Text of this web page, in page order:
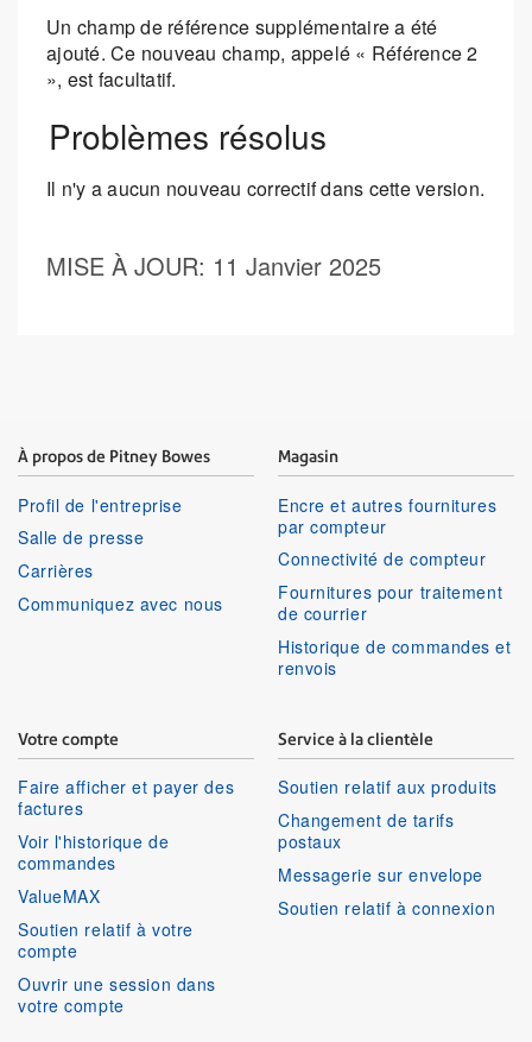
Un champ de référence supplémentaire a été
ajouté. Ce nouveau champ, appelé « Référence 2
», est facultatif.
Problèmes résolus
Il n'y a aucun nouveau correctif dans cette version.
MISE À JOUR: 11 Janvier 2025
À propos de Pitney Bowes
Profil de l'entreprise
Salle de presse
Carrières
Communiquez avec nous
Magasin
Encre et autres fournitures
par compteur
Connectivité de compteur
Fournitures pour traitement
de courrier
Historique de commandes et
renvois
Votre compte
Faire afficher et payer des
factures
Voir l'historique de
commandes
ValueMAX
Soutien relatif à votre
compte
Ouvrir une session dans
votre compte
Service à la clientèle
Soutien relatif aux produits
Changement de tarifs
postaux
Messagerie sur envelope
Soutien relatif à connexion